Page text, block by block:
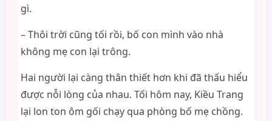
gì.
– Thôi trời cũng tối rồi, bố con mình vào nhà
không mẹ con lại trông.
Hai người lại càng thân thiết hơn khi đã thấu hiểu
được nỗi lòng của nhau. Tối hôm nay, Kiều Trang
lại lon ton ôm gối chạy qua phòng bố mẹ chồng.